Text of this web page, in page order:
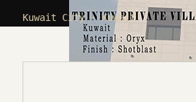
Kuwait City · Kuwait